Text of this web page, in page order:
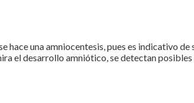
hace una amniocentesis, pues es indicativo
el desarrollo amniótico, se detectan posibles